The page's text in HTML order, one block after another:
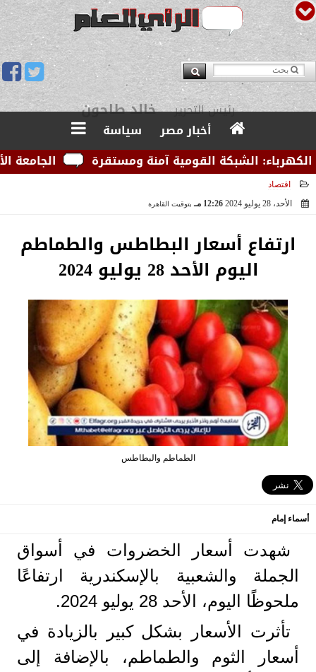
مدير التحرير يوسف قبودان
أخبار مصر
سياسة
الجامعة
الشبكة القومية آمنة ومستقرة
اقتصاد
الأحد، 28 يوليو 2024
12:26 مـ بتوقيت القاهرة
ارتفاع أسعار البطاطس والطماطم
اليوم الأحد 28 يوليو 2024
الطماطم والبطاطس
أسماء إمام
شهدت أسعار الخضروات في أسواق
الجملة والشعبية بالإسكندرية ارتفاعًا
ملحوظًا اليوم، الأحد 28 يوليو 2024.
تأثرت الأسعار بشكل كبير بالزيادة في
أسعار الثوم والطماطم، بالإضافة إلى